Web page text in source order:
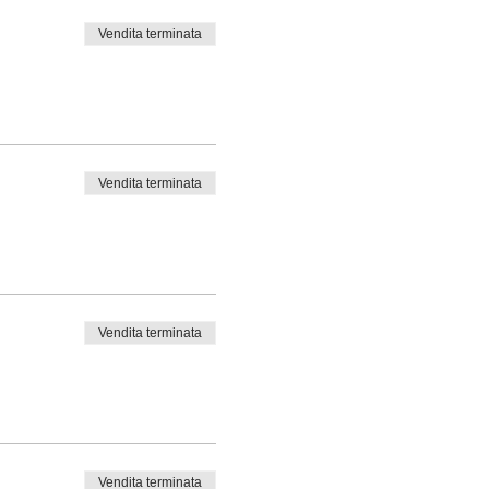
lezione successiva.
Vendita terminata
Vendita terminata
Vendita terminata
Vendita terminata